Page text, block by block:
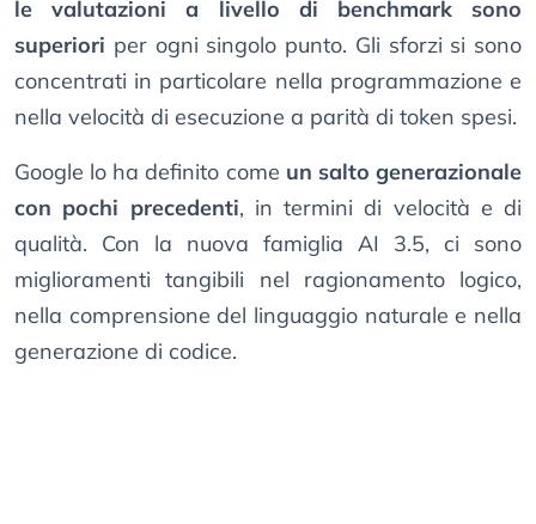
le valutazioni a livello di benchmark sono
superiori per ogni singolo punto. Gli sforzi si sono
concentrati in particolare nella programmazione e
nella velocità di esecuzione a parità di token spesi.
Google lo ha definito come un salto generazionale
con pochi precedenti, in termini di velocità e di
qualità. Con la nuova famiglia AI 3.5, ci sono
miglioramenti tangibili nel ragionamento logico,
nella comprensione del linguaggio naturale e nella
generazione di codice.